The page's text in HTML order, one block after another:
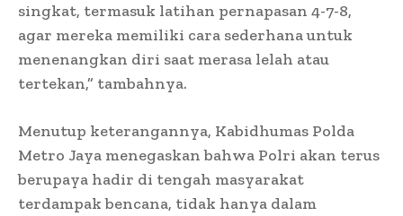
singkat, termasuk latihan pernapasan 4-7-8,
agar mereka memiliki cara sederhana untuk
menenangkan diri saat merasa lelah atau
tertekan,” tambahnya.
Menutup keterangannya, Kabidhumas Polda
Metro Jaya menegaskan bahwa Polri akan terus
berupaya hadir di tengah masyarakat
terdampak bencana, tidak hanya dalam